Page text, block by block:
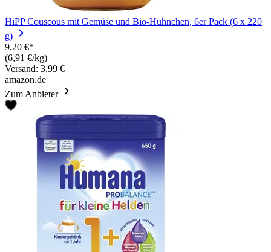
HiPP Couscous mit Gemüse und Bio-Hühnchen, 6er Pack (6 x 220
g)
9,20 €*
(6,91 €/kg)
Versand: 3,99 €
amazon.de
Zum Anbieter